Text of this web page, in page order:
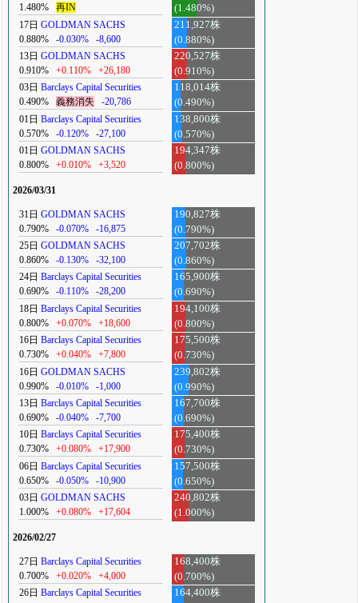
1.480%
再IN
(1.480%)
17日 GOLDMAN SACHS
0.880%
-0.030% -8,600
211,927株
(0.880%)
13日 GOLDMAN SACHS
0.910%
+0.110% +26,180
220,527株
(0.910%)
03日 Barclays Capital Securities
0.490%
義務消失 -20,786
118,014株
(0.490%)
01日 Barclays Capital Securities
0.570%
-0.120% -27,100
138,800株
(0.570%)
01日 GOLDMAN SACHS
0.800%
+0.010% +3,520
194,347株
(0.800%)
2026/03/31
31日 GOLDMAN SACHS
0.790%
-0.070% -16,875
190,827株
(0.790%)
25日 GOLDMAN SACHS
0.860%
-0.130% -32,100
207,702株
(0.860%)
24日 Barclays Capital Securities
0.690%
-0.110% -28,200
165,900株
(0.690%)
18日 Barclays Capital Securities
0.800%
+0.070% +18,600
194,100株
(0.800%)
16日 Barclays Capital Securities
0.730%
+0.040% +7,800
175,500株
(0.730%)
16日 GOLDMAN SACHS
0.990%
-0.010% -1,000
239,802株
(0.990%)
13日 Barclays Capital Securities
0.690%
-0.040% -7,700
167,700株
(0.690%)
10日 Barclays Capital Securities
0.730%
+0.080% +17,900
175,400株
(0.730%)
06日 Barclays Capital Securities
0.650%
-0.050% -10,900
157,500株
(0.650%)
03日 GOLDMAN SACHS
1.000%
+0.080% +17,604
240,802株
(1.000%)
2026/02/27
27日 Barclays Capital Securities
0.700%
+0.020% +4,000
168,400株
(0.700%)
26日 Barclays Capital Securities
164,400株